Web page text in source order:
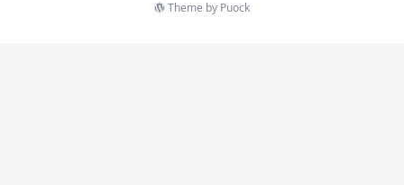
Theme by Puock